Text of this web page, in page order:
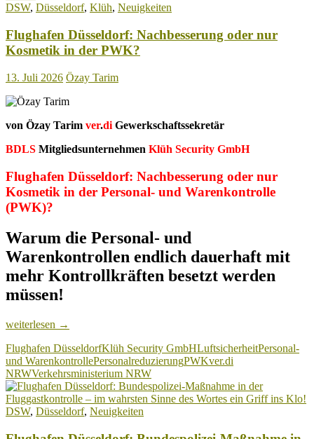
plötzlich
Flugticketpreise
DSW, Düsseldorf, Klüh, Neuigkeiten
Flughafen Düsseldorf: Nachbesserung oder nur
Kosmetik in der PWK?
13. Juli 2026 Özay Tarim
von Özay Tarim ver.di Gewerkschaftssekretär
BDLS Mitgliedsunternehmen Klüh Security GmbH
Flughafen Düsseldorf: Nachbesserung oder nur
Kosmetik in der Personal- und Warenkontrolle
(PWK)?
Warum die Personal- und
Warenkontrollen endlich dauerhaft mit
mehr Kontrollkräften besetzt werden
müssen!
Flughafen
Nachbesserung
oder
nur
Kosmetik
in
der
weiterlesen →
Flughafen DüsseldorfKlüh Security GmbHLuftsicherheitPersonal-
und WarenkontrollePersonalreduzierungPWKver.di
NRWVerkehrsministerium NRW
DSW, Düsseldorf, Neuigkeiten